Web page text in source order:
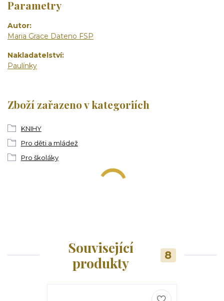
Parametry
Autor
Maria Grace Dateno FSP
Nakladatelství
Paulínky
Zboží zařazeno v kategoriích
KNIHY
Pro děti a mládež
Pro školáky
Související
produkty
8